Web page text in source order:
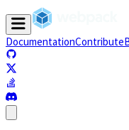
DocumentationContribute
(opens in a new tab)